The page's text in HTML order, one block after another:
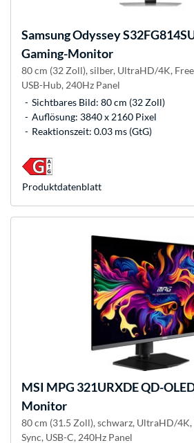
SamsungOdyssey
Gaming-Monitor
80 cm (32 Zoll), silber, UltraHD/4K,
USB-Hub, 240Hz Panel
Sichtbares Bild: 80 cm (32 Zoll)
Auflösung: 3840 x 2160 Pixel
Reaktionszeit: 0.03 ms (GtG)
Produkt­datenblatt
MSI MPG 321URXDE QD-
Monitor
80 cm (31.5 Zoll), schwarz, UltraHD/
Sync, USB-C, 240Hz Panel